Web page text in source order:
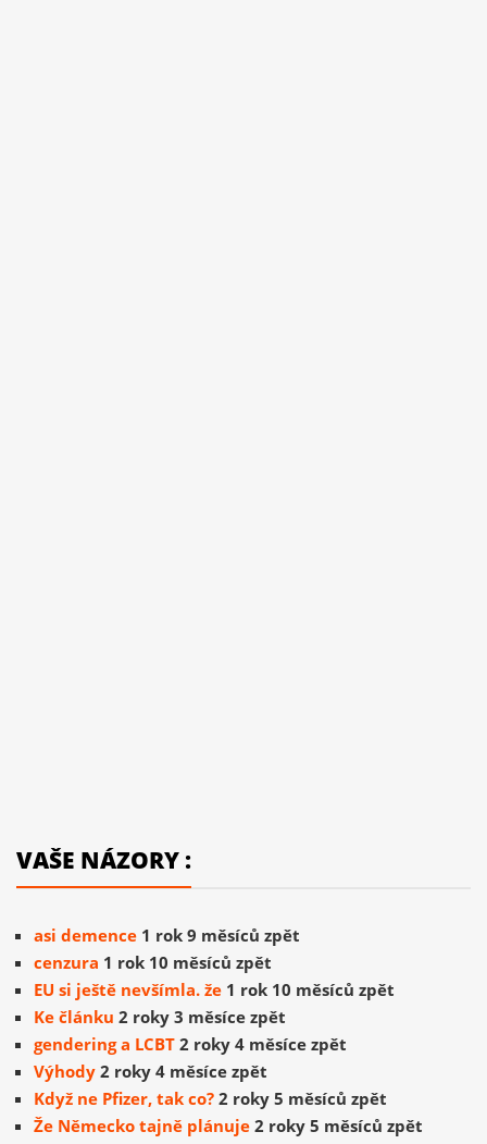
VAŠE NÁZORY :
asi demence 1 rok 9 měsíců zpět
cenzura 1 rok 10 měsíců zpět
EU si ještě nevšímla. že 1 rok 10 měsíců zpět
Ke článku 2 roky 3 měsíce zpět
gendering a LCBT 2 roky 4 měsíce zpět
Výhody 2 roky 4 měsíce zpět
Když ne Pfizer, tak co? 2 roky 5 měsíců zpět
Že Německo tajně plánuje 2 roky 5 měsíců zpět